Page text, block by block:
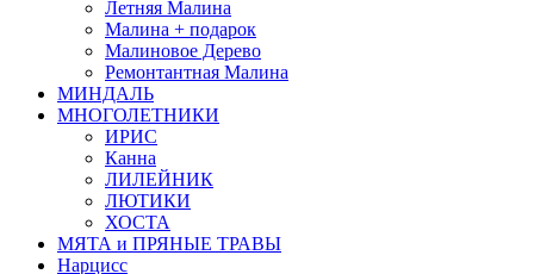
Летняя Малина
Малина + подарок
Малиновое Дерево
Ремонтантная Малина
МИНДАЛЬ
МНОГОЛЕТНИКИ
ИРИС
Канна
ЛИЛЕЙНИК
ЛЮТИКИ
ХОСТА
МЯТА и ПРЯНЫЕ ТРАВЫ
Нарцисс